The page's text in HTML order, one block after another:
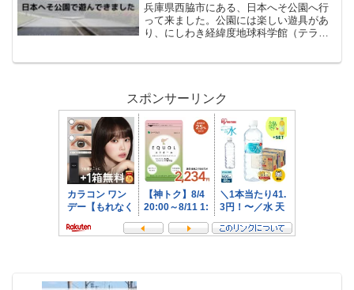
兵庫県西脇市にある、日本へそ公園へ行
って来ました。公園には楽しい遊具があ
り、にしわき経緯度地球科学館（テラ・
スポンサーリンク